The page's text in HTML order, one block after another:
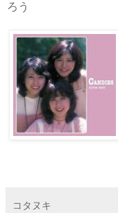
ろう
コタヌキ